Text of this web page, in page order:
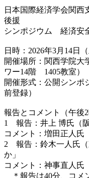
日本国際経済学会関西
後援
シンポジウム 経済安
日時：2026年3月14日
開催場所：関西学院大
ワー14階 1405教室）
開催形式：公開シンポ
前登録）
報告とコメント（午後2
1 報告：井上 博氏（
コメント：増田正人氏
2 報告：鈴木一人氏（
か」
コメント：神事直人氏
＊報告は40分、コメ